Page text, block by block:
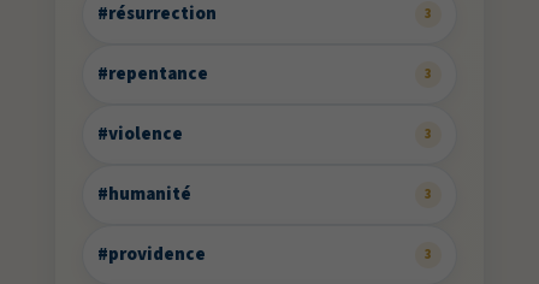
#résurrection 3
#repentance 3
#violence 3
#humanité 3
#providence 3